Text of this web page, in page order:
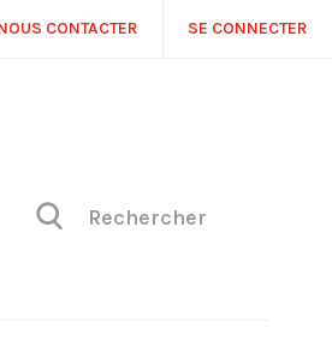
CONTACTER SE CONNECTER